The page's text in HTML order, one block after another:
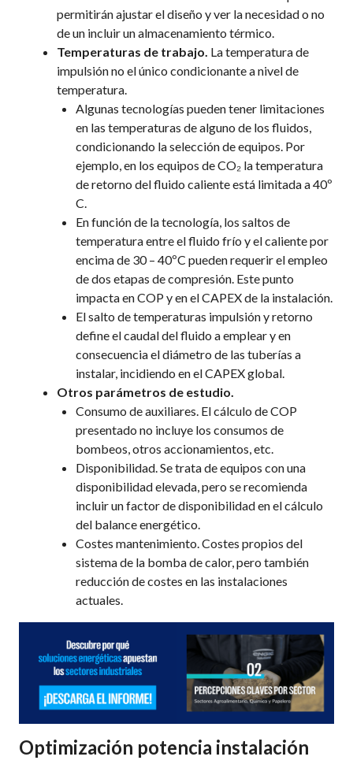
permitirán ajustar el diseño y ver la necesidad o no
de un incluir un almacenamiento térmico.
Temperaturas de trabajo. La temperatura de
impulsión no el único condicionante a nivel de
temperatura.
Algunas tecnologías pueden tener limitaciones
en las temperaturas de alguno de los fluidos,
condicionando la selección de equipos. Por
ejemplo, en los equipos de CO₂ la temperatura
de retorno del fluido caliente está limitada a 40º
C.
En función de la tecnología, los saltos de
temperatura entre el fluido frío y el caliente por
encima de 30 – 40ºC pueden requerir el empleo
de dos etapas de compresión. Este punto
impacta en COP y en el CAPEX de la instalación.
El salto de temperaturas impulsión y retorno
define el caudal del fluido a emplear y en
consecuencia el diámetro de las tuberías a
instalar, incidiendo en el CAPEX global.
Otros parámetros de estudio.
Consumo de auxiliares. El cálculo de COP
presentado no incluye los consumos de
bombeos, otros accionamientos, etc.
Disponibilidad. Se trata de equipos con una
disponibilidad elevada, pero se recomienda
incluir un factor de disponibilidad en el cálculo
del balance energético.
Costes mantenimiento. Costes propios del
sistema de la bomba de calor, pero también
reducción de costes en las instalaciones
actuales.
Optimización potencia instalación